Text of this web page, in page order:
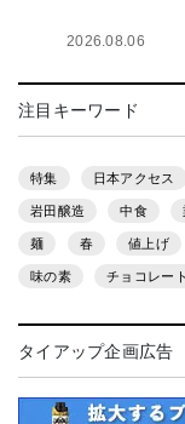
2026.08.06
注目キーワード
特集 日本アクセス
岩田醸造 中食
麺 春 値上げ
味の素 チョコレート
タイアップ企画広告